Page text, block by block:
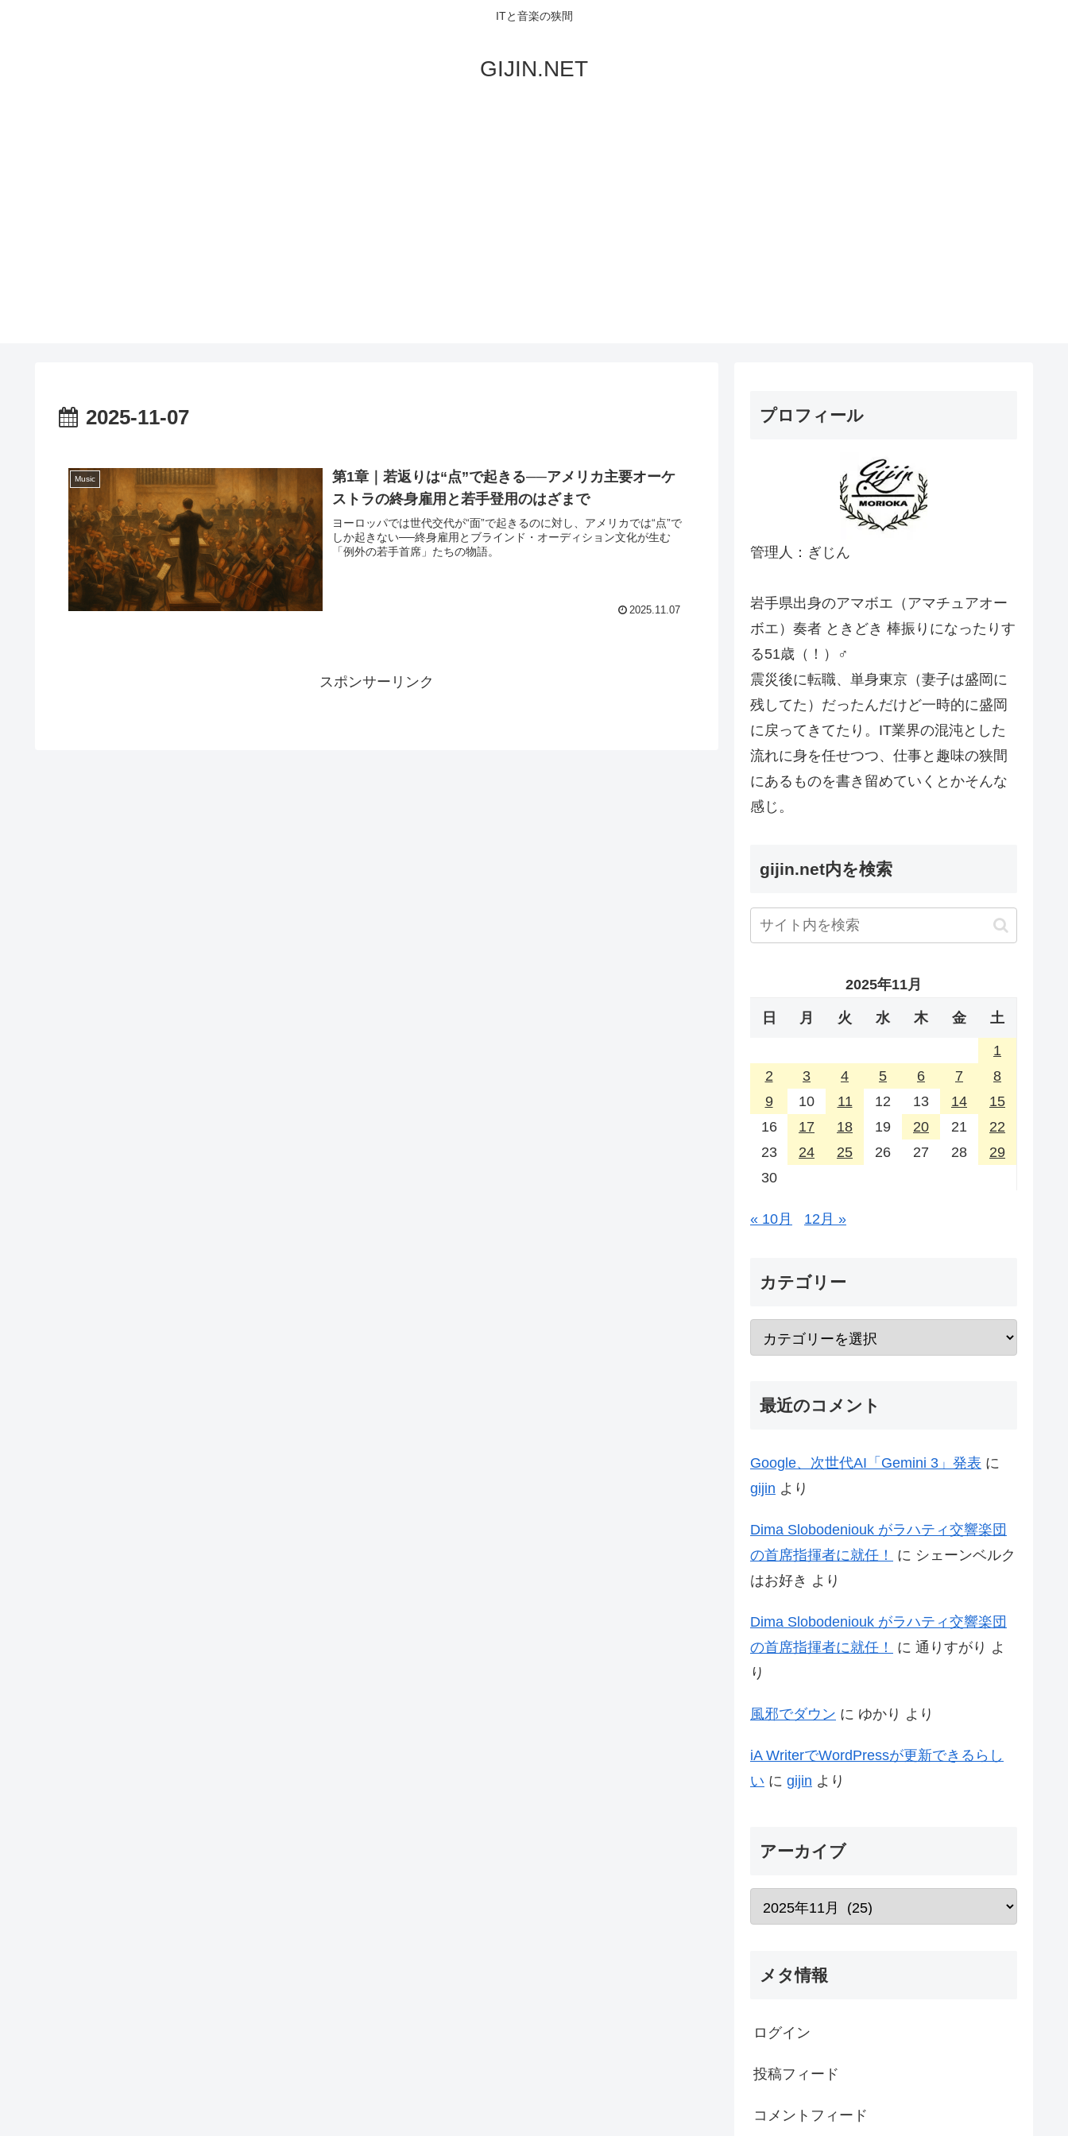
ITと音楽の狭間
GIJIN.NET
2025-11-07
Music
第1章｜若返りは“点”で起きる──アメリカ主要オーケ
ストラの終身雇用と若手登用のはざまで
ヨーロッパでは世代交代が“面”で起きるのに対し、アメリカでは“点”で
しか起きない──終身雇用とブラインド・オーディション文化が生む
「例外の若手首席」たちの物語。
2025.11.07
スポンサーリンク
プロフィール
管理人：ぎじん
岩手県出身のアマボエ（アマチュアオー
ボエ）奏者 ときどき 棒振りになったりす
る51歳（！）♂
震災後に転職、単身東京（妻子は盛岡に
残してた）だったんだけど一時的に盛岡
に戻ってきてたり。IT業界の混沌とした
流れに身を任せつつ、仕事と趣味の狭間
にあるものを書き留めていくとかそんな
感じ。
gijin.net内を検索
2025年11月
日 月 火 水 木 金 土
1
2
3 4 5 6 7
8
9
10 11 12 13 14
15
16
17 18 19 20 21
22
23
24 25 26 27 28
29
30
« 10月 12月 »
カテゴリー
最近のコメント
Google、次世代AI「Gemini 3」発表 に
gijin より
Dima Slobodeniouk がラハティ交響楽団
の首席指揮者に就任！
に シェーンベルク
はお好き より
Dima Slobodeniouk がラハティ交響楽団
の首席指揮者に就任！
に 通りすがり よ
り
風邪でダウン に ゆかり より
iA WriterでWordPressが更新できるらし
い に gijin より
アーカイブ
メタ情報
ログイン
投稿フィード
コメントフィード